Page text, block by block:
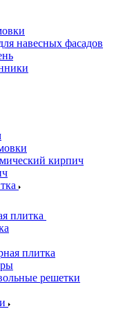
навесных фасадов
кирпич
плитка
плитка
решетки